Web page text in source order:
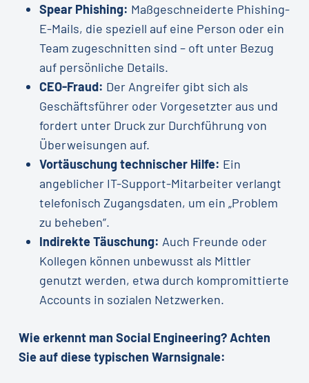
Spear Phishing: Maßgeschneiderte Phishing-
E-Mails, die speziell auf eine Person oder ein
Team zugeschnitten sind – oft unter Bezug
auf persönliche Details.
CEO-Fraud: Der Angreifer gibt sich als
Geschäftsführer oder Vorgesetzter aus und
fordert unter Druck zur Durchführung von
Überweisungen auf.
Vortäuschung technischer Hilfe: Ein
angeblicher IT-Support-Mitarbeiter verlangt
telefonisch Zugangsdaten, um ein „Problem
zu beheben“.
Indirekte Täuschung: Auch Freunde oder
Kollegen können unbewusst als Mittler
genutzt werden, etwa durch kompromittierte
Accounts in sozialen Netzwerken.
Wie erkennt man Social Engineering? Achten
Sie auf diese typischen Warnsignale: